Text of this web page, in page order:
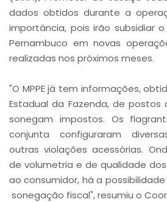
dados obtidos durante a
importância, pois irão subsidiar
Pernambuco em novas
realizadas nos próximos meses.
"O MPPE já tem informações,
Estadual da Fazenda, de
sonegam impostos. Os
conjunta configuraram
outras violações acessórias.
de volumetria e de qualidade
ao consumidor, há a
sonegação fiscal", resumiu o